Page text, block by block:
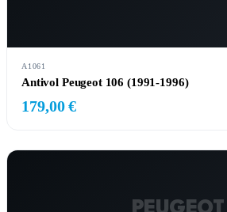
A1061
Antivol Peugeot 106 (1991-1996)
179,00 €